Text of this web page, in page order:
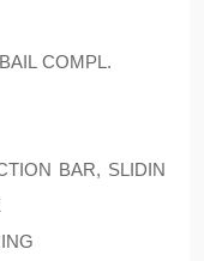
COMPL.
BAR, SLIDIN